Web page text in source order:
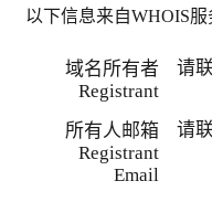
以下信息来自WHOIS
域名所有者
Registrant
请
所有人邮箱
Registrant
Email
请